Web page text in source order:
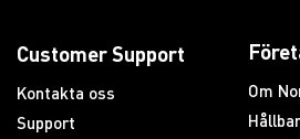
Customer Support
Kontakta oss
Support
Om